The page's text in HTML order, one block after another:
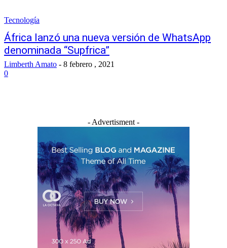
Tecnología
África lanzó una nueva versión de WhatsApp
denominada “Supfrica”
Limberth Amato - 8 febrero , 2021
0
- Advertisment -